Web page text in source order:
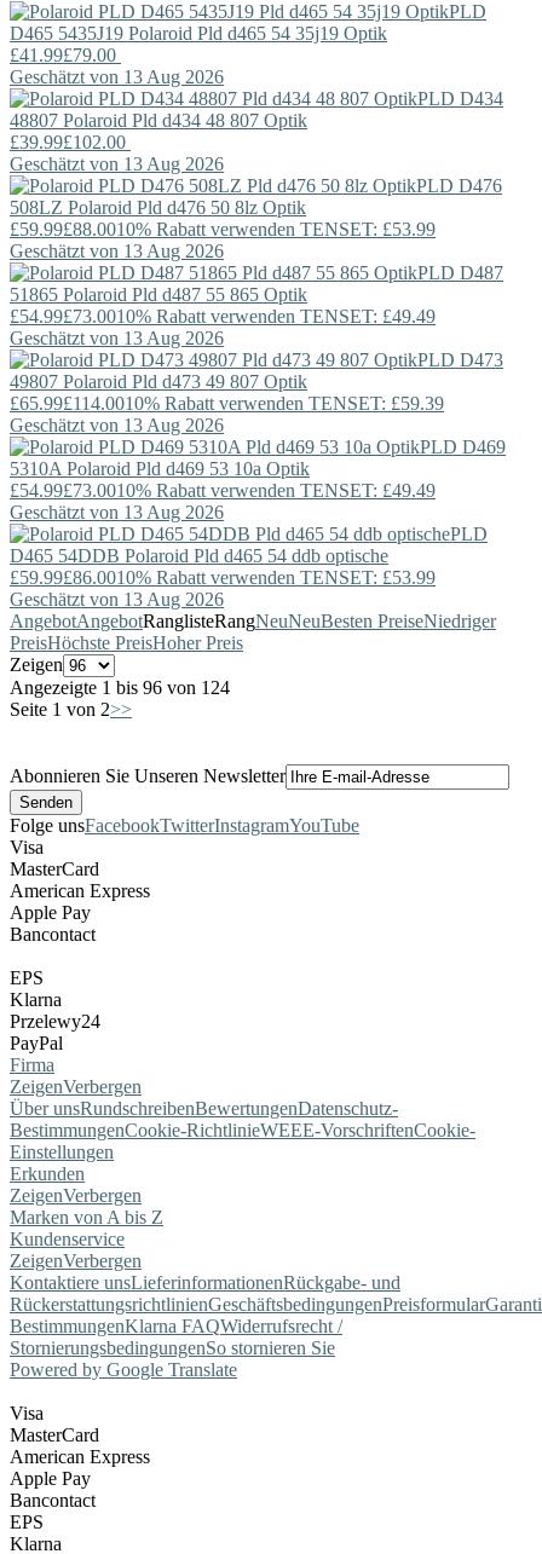
PLD
D465 5435J19 Polaroid Pld d465 54 35j19 Optik
£41.99£79.00
Geschätzt von 13 Aug 2026
PLD D434
48807 Polaroid Pld d434 48 807 Optik
£39.99£102.00
Geschätzt von 13 Aug 2026
PLD D476
508LZ Polaroid Pld d476 50 8lz Optik
£59.99£88.0010% Rabatt verwenden TENSET: £53.99
Geschätzt von 13 Aug 2026
PLD D487
51865 Polaroid Pld d487 55 865 Optik
£54.99£73.0010% Rabatt verwenden TENSET: £49.49
Geschätzt von 13 Aug 2026
PLD D473
49807 Polaroid Pld d473 49 807 Optik
£65.99£114.0010% Rabatt verwenden TENSET: £59.39
Geschätzt von 13 Aug 2026
PLD D469
5310A Polaroid Pld d469 53 10a Optik
£54.99£73.0010% Rabatt verwenden TENSET: £49.49
Geschätzt von 13 Aug 2026
PLD
D465 54DDB Polaroid Pld d465 54 ddb optische
£59.99£86.0010% Rabatt verwenden TENSET: £53.99
Geschätzt von 13 Aug 2026
AngebotAngebotRanglisteRangNeuNeuBesten PreiseNiedriger
PreisHöchste PreisHoher Preis
Zeigen
Angezeigte 1 bis 96 von 124
Seite 1 von 2>>
Abonnieren Sie Unseren Newsletter
Folge unsFacebookTwitterInstagramYouTube
Visa
MasterCard
American Express
Apple Pay
Bancontact
EPS
Klarna
Przelewy24
PayPal
Firma
ZeigenVerbergen
Über unsRundschreibenBewertungenDatenschutz-
BestimmungenCookie-RichtlinieWEEE-VorschriftenCookie-
Einstellungen
Erkunden
ZeigenVerbergen
Marken von A bis Z
Kundenservice
ZeigenVerbergen
Kontaktiere unsLieferinformationenRückgabe- und
RückerstattungsrichtlinienGeschäftsbedingungenPreisformular
BestimmungenKlarna FAQWiderrufsrecht /
StornierungsbedingungenSo stornieren Sie
Powered by Google Translate
Visa
MasterCard
American Express
Apple Pay
Bancontact
EPS
Klarna